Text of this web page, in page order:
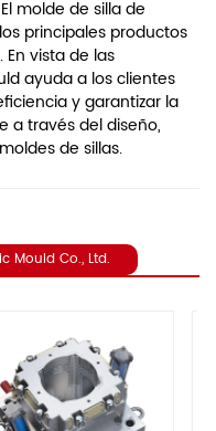
molde de silla de
principales productos
En vista de las
ayuda a los clientes
y garantizar la
a través del diseño,
de sillas.
Mould Co., Ltd.